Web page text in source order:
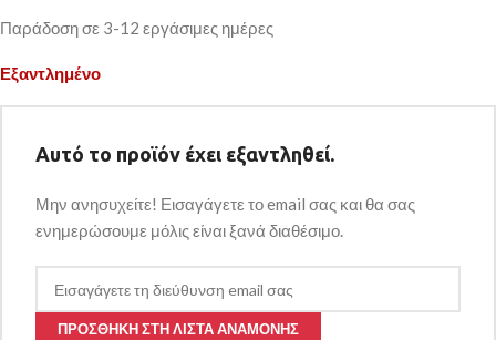
Παράδοση σε 3-12 εργάσιμες ημέρες
Εξαντλημένο
Αυτό το προϊόν έχει εξαντληθεί.
Μην ανησυχείτε! Εισαγάγετε το email σας και θα σας
ενημερώσουμε μόλις είναι ξανά διαθέσιμο.
ΠΡΟΣΘΉΚΗ ΣΤΗ ΛΊΣΤΑ ΑΝΑΜΟΝΉΣ